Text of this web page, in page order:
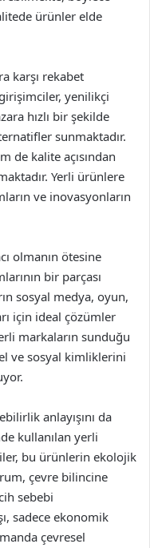
ürünler elde
karşı rekabet
yenilikçi
hızlı bir şekilde
sunmaktadır.
de kalite açısından
Yerli ürünlere
ve inovasyonların
olmanın ötesine
bir parçası
sosyal medya, oyun,
için ideal çözümler
markaların sunduğu
ve sosyal kimliklerini
anlayışını da
kullanılan yerli
bu ürünlerin ekolojik
çevre bilincine
sebebi
sadece ekonomik
çevresel